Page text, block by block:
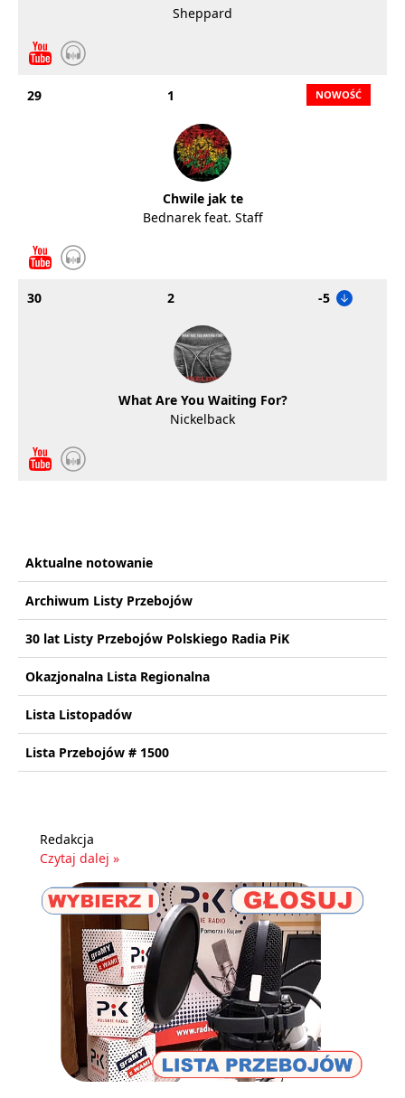
Sheppard
29 1
Chwile jak te
Bednarek feat. Staff
30 2 -5
What Are You Waiting For?
Nickelback
Aktualne notowanie
Archiwum Listy Przebojów
30 lat Listy Przebojów Polskiego Radia PiK
Okazjonalna Lista Regionalna
Lista Listopadów
Lista Przebojów # 1500
Redakcja
Czytaj dalej »